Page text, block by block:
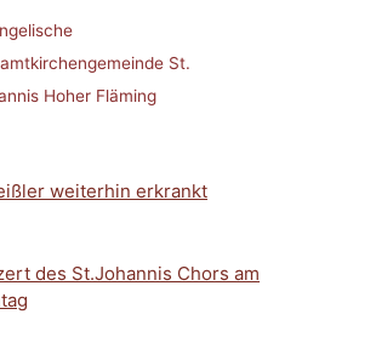
St.
Hoher Fläming
weiterhin erkrankt
des St.Johannis Chors am